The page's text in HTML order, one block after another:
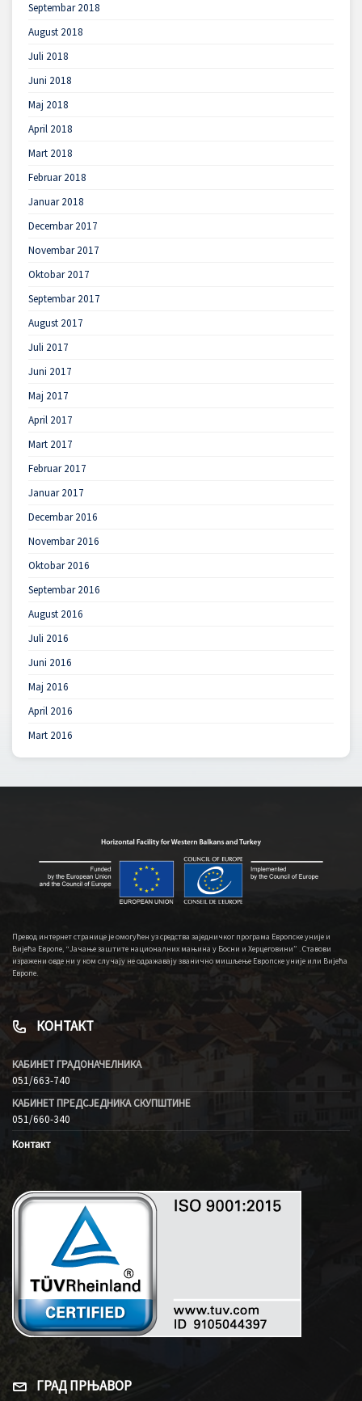
Septembar 2018
August 2018
Juli 2018
Juni 2018
Maj 2018
April 2018
Mart 2018
Februar 2018
Januar 2018
Decembar 2017
Novembar 2017
Oktobar 2017
Septembar 2017
August 2017
Juli 2017
Juni 2017
Maj 2017
April 2017
Mart 2017
Februar 2017
Januar 2017
Decembar 2016
Novembar 2016
Oktobar 2016
Septembar 2016
August 2016
Juli 2016
Juni 2016
Maj 2016
April 2016
Mart 2016
Превод интернет странице је омогућен уз средства заједничког програма Европске уније и
Вијећа Европе, “Јачање заштите националних мањина у Босни и Херцеговини” . Ставови
изражени овде ни у ком случају не одражавају званично мишљење Европске уније или Вијећа
Европе.
КОНТАКТ
КАБИНЕТ ГРАДОНАЧЕЛНИКА
051/663-740
КАБИНЕТ ПРЕДСЈЕДНИКА СКУПШТИНЕ
051/660-340
Контакт
ГРАД ПРЊАВОР